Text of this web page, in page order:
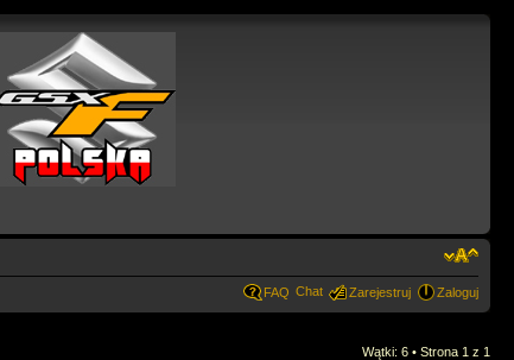
FAQ Chat Zarejestruj Zaloguj
Wątki: 6 • Strona 1 z 1